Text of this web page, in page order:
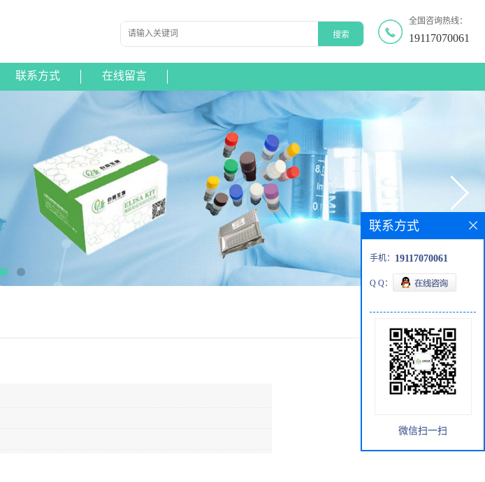
全国咨询热线：
19117070061
联系方式 在线留言
联系方式
手机： 19117070061
Q Q：
微信扫一扫